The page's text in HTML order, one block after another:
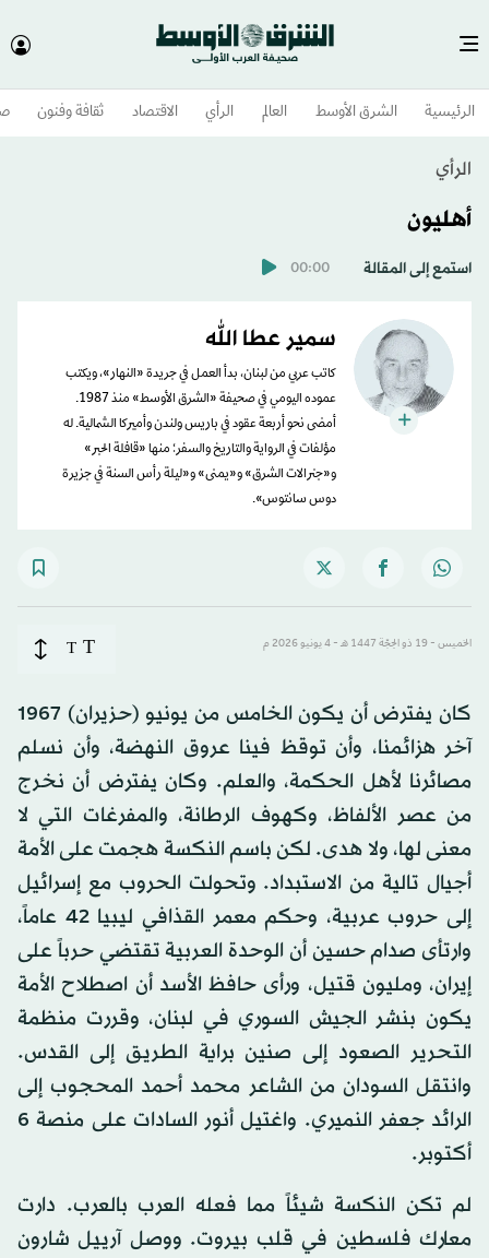
الرئيسية الشرق الأوسط​ العالم الرأي الاقتصاد ثقافة وفنون
الرأي
أهليون
استمع إلى المقالة 00:00
سمير عطا الله
كاتب عربي من لبنان، بدأ العمل في جريدة «النهار»، ويكتب
عموده اليومي في صحيفة «الشرق الأوسط» منذ 1987.
أمضى نحو أربعة عقود في باريس ولندن وأميركا الشمالية. له
مؤلفات في الرواية والتاريخ والسفر؛ منها «قافلة الحبر»
و«جنرالات الشرق» و«يمنى» و«ليلة رأس السنة في جزيرة
دوس سانتوس».
الخميس - 19 ذو الحِجّة 1447 هـ - 4 يونيو 2026 م T
T
كان يفترض أن يكون الخامس من يونيو (حزيران) 1967
آخر هزائمنا، وأن توقظ فينا عروق النهضة، وأن نسلم
مصائرنا لأهل الحكمة، والعلم. وكان يفترض أن نخرج
من عصر الألفاظ، وكهوف الرطانة، والمفرغات التي لا
معنى لها، ولا هدى. لكن باسم النكسة هجمت على الأمة
أجيال تالية من الاستبداد. وتحولت الحروب مع إسرائيل
إلى حروب عربية، وحكم معمر القذافي ليبيا 42 عاماً،
وارتأى صدام حسين أن الوحدة العربية تقتضي حرباً على
إيران، ومليون قتيل، ورأى حافظ الأسد أن اصطلاح الأمة
يكون بنشر الجيش السوري في لبنان، وقررت منظمة
التحرير الصعود إلى صنين براية الطريق إلى القدس.
وانتقل السودان من الشاعر محمد أحمد المحجوب إلى
الرائد جعفر النميري. واغتيل أنور السادات على منصة 6
أكتوبر.
لم تكن النكسة شيئاً مما فعله العرب بالعرب. دارت
معارك فلسطين في قلب بيروت. ووصل آرييل شارون